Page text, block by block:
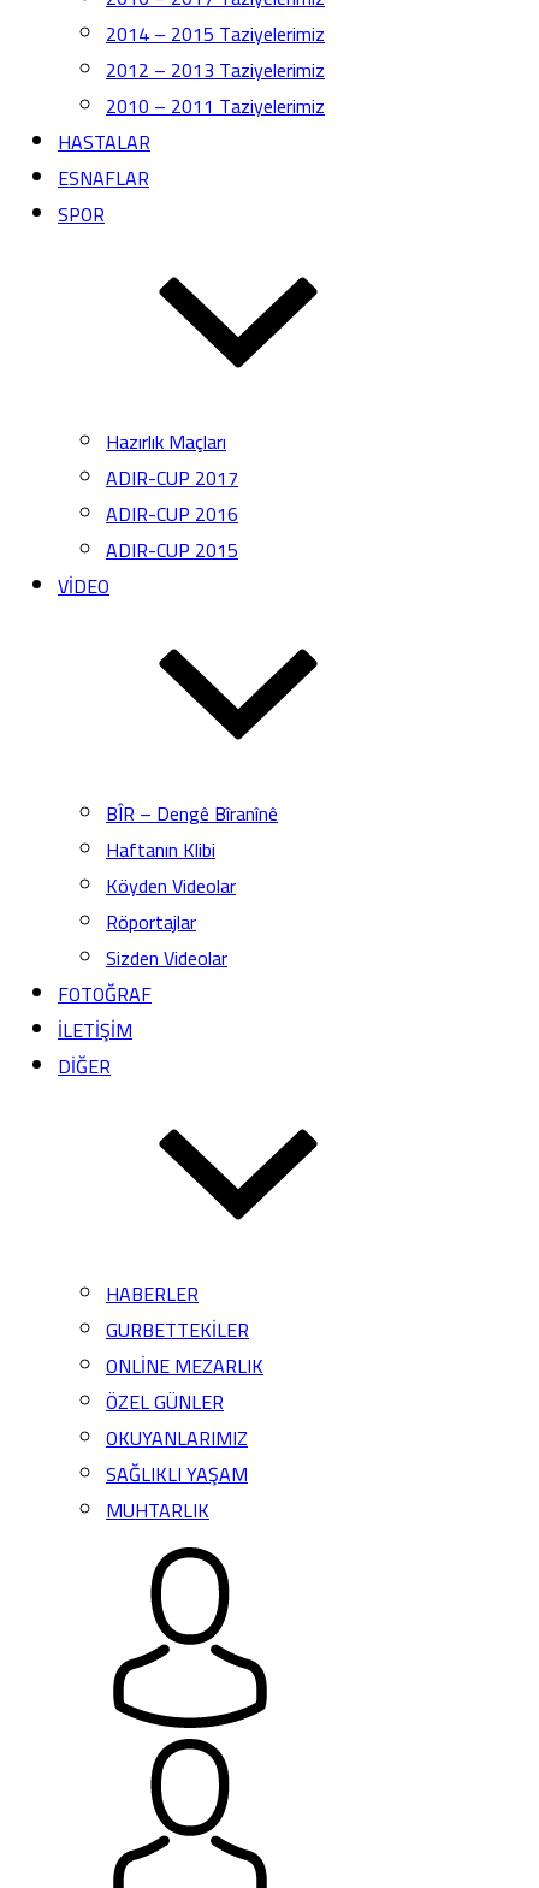
2014 – 2015 Taziyelerimiz
2012 – 2013 Taziyelerimiz
2010 – 2011 Taziyelerimiz
HASTALAR
ESNAFLAR
SPOR
Hazırlık Maçları
ADIR-CUP 2017
ADIR-CUP 2016
ADIR-CUP 2015
VİDEO
BÎR – Dengê Bîranînê
Haftanın Klibi
Köyden Videolar
Röportajlar
Sizden Videolar
FOTOĞRAF
İLETİŞİM
DİĞER
HABERLER
GURBETTEKİLER
ONLİNE MEZARLIK
ÖZEL GÜNLER
OKUYANLARIMIZ
SAĞLIKLI YAŞAM
MUHTARLIK